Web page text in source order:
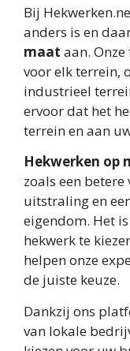
Bij
anders is en
maat aan.
voor elk terrein,
industrieel
ervoor dat het
terrein en aan
Hekwerken op
zoals een
uitstraling en
eigendom. Het
hekwerk te
helpen onze
de juiste keuze.
Dankzij ons
van lokale